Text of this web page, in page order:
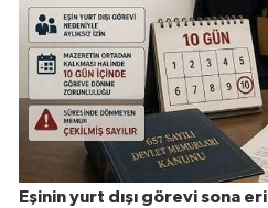
Eşinin yurt dışı görevi sona